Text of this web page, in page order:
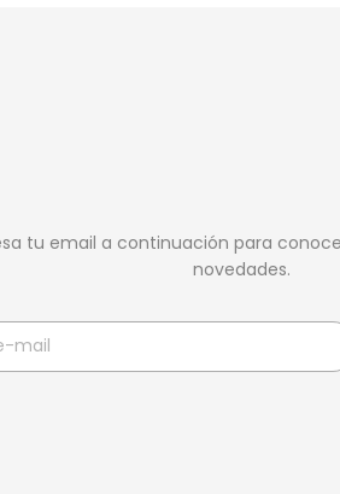
tu email a continuación para
novedades.